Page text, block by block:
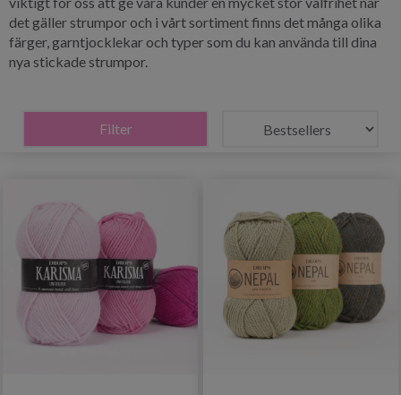
det gäller strumpor och i vårt sortiment finns det många olika
färger, garntjocklekar och typer som du kan använda till dina
nya stickade strumpor.
Filter